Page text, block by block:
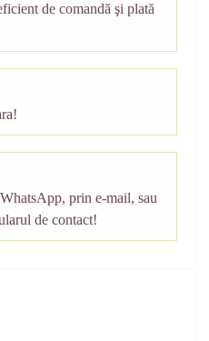
de comandă şi plată
prin e-mail, sau
de contact!